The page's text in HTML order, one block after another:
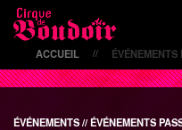
ACCUEIL // ÉVÉNEMENTS
ÉVÉNEMENTS // ÉVÉNEMENTS